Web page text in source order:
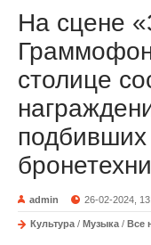
На сцене
столице
admin 26-02-2024,
Культура / Музыка / Все